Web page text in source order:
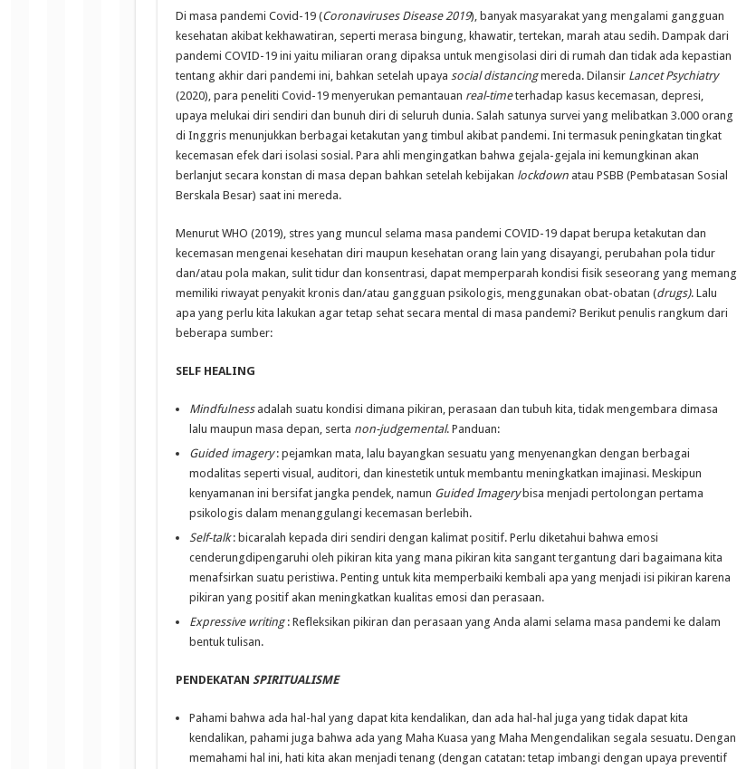
Di masa pandemi Covid-19 (Coronaviruses Disease 2019), banyak masyarakat yang mengalami gangguan
kesehatan akibat kekhawatiran, seperti merasa bingung, khawatir, tertekan, marah atau sedih. Dampak dari
pandemi COVID-19 ini yaitu miliaran orang dipaksa untuk mengisolasi diri di rumah dan tidak ada kepastian
tentang akhir dari pandemi ini, bahkan setelah upaya social distancingmereda. Dilansir Lancet Psychiatry
(2020), para peneliti Covid-19 menyerukan pemantauan real-timeterhadap kasus kecemasan, depresi,
upaya melukai diri sendiri dan bunuh diri di seluruh dunia. Salah satunya survei yang melibatkan 3.000 orang
di Inggris menunjukkan berbagai ketakutan yang timbul akibat pandemi. Ini termasuk peningkatan tingkat
kecemasan efek dari isolasi sosial. Para ahli mengingatkan bahwa gejala-gejala ini kemungkinan akan
berlanjut secara konstan di masa depan bahkan setelah kebijakan lockdownatau PSBB (Pembatasan Sosial
Berskala Besar) saat ini mereda.
Menurut WHO (2019), stres yang muncul selama masa pandemi COVID-19 dapat berupa ketakutan dan
kecemasan mengenai kesehatan diri maupun kesehatan orang lain yang disayangi, perubahan pola tidur
dan/atau pola makan, sulit tidur dan konsentrasi, dapat memperparah kondisi fisik seseorang yang memang
memiliki riwayat penyakit kronis dan/atau gangguan psikologis, menggunakan obat-obatan (drugs). Lalu
apa yang perlu kita lakukan agar tetap sehat secara mental di masa pandemi? Berikut penulis rangkum dari
beberapa sumber:
SELF HEALING
Mindfulness adalah suatu kondisi dimana pikiran, perasaan dan tubuh kita, tidak mengembara dimasa
lalu maupun masa depan, serta non-judgemental. Panduan:
Guided imagery: pejamkan mata, lalu bayangkan sesuatu yang menyenangkan dengan berbagai
modalitas seperti visual, auditori, dan kinestetik untuk membantu meningkatkan imajinasi. Meskipun
kenyamanan ini bersifat jangka pendek, namun Guided Imagerybisa menjadi pertolongan pertama
psikologis dalam menanggulangi kecemasan berlebih.
Self-talk: bicaralah kepada diri sendiri dengan kalimat positif. Perlu diketahui bahwa emosi
cenderungdipengaruhi oleh pikiran kita yang mana pikiran kita sangant tergantung dari bagaimana kita
menafsirkan suatu peristiwa. Penting untuk kita memperbaiki kembali apa yang menjadi isi pikiran karena
pikiran yang positif akan meningkatkan kualitas emosi dan perasaan.
Expressive writing: Refleksikan pikiran dan perasaan yang Anda alami selama masa pandemi ke dalam
bentuk tulisan.
PENDEKATAN SPIRITUALISME
Pahami bahwa ada hal-hal yang dapat kita kendalikan, dan ada hal-hal juga yang tidak dapat kita
kendalikan, pahami juga bahwa ada yang Maha Kuasa yang Maha Mengendalikan segala sesuatu. Dengan
memahami hal ini, hati kita akan menjadi tenang (dengan catatan: tetap imbangi dengan upaya preventif